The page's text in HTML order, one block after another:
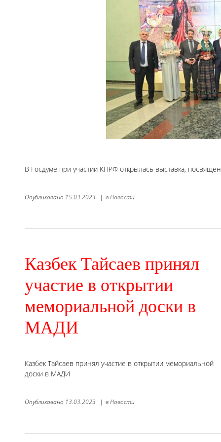
В Госдуме при участии КПРФ открылась выставка,
Опубликовано 15.03.2023 | вНовости
Казбек Тайсаев принял
участие в открытии
мемориальной доски в
МАДИ
Казбек Тайсаев принял участие в открытии мемориальной
доски в МАДИ
Опубликовано 13.03.2023 | вНовости